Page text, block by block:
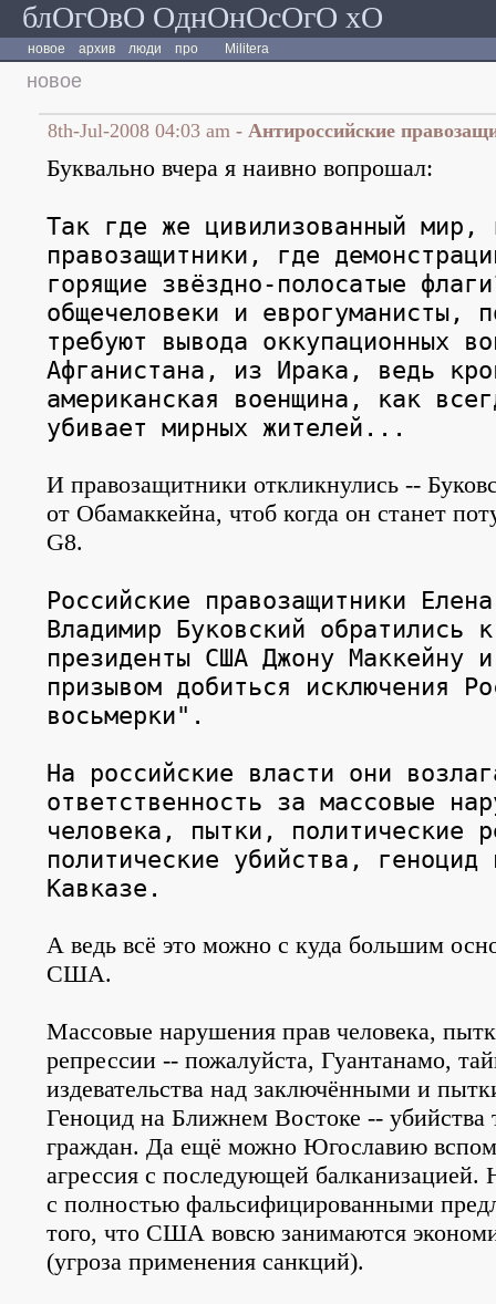
блОгОвО ОднОнОсОгО хО
новое архив люди про Militera
новое
8th-Jul-2008 04:03 am - Антироссийские
Буквально вчера я наивно вопрошал:
Так где же цивилизованный мир,
правозащитники, где
горящие звёздно-полосатые
общечеловеки и еврогуманисты,
требуют вывода оккупационных
Афганистана, из Ирака, ведь
американская военщина, как
убивает мирных жителей...
И правозащитники откликнулись --
от Обамаккейна, чтоб когда он станет
G8.
Российские правозащитники
Владимир Буковский обратились
президенты США Джону Маккейну
призывом добиться исключения
восьмерки".
На российские власти они
ответственность за массовые
человека, пытки, политические
политические убийства, геноцид
Кавказе.
А ведь всё это можно с куда большим
США.
Массовые нарушения прав человека,
репрессии -- пожалуйста, Гуантанамо,
издевательства над заключёнными и
Геноцид на Ближнем Востоке --
граждан. Да ещё можно Югославию
агрессия с последующей
с полностью фальсифицированными
того, что США вовсю занимаются
(угроза применения санкций).